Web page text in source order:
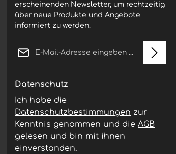
erscheinenden Newsletter, um rechtzeitig
über neue Produkte und Angebote
informiert zu werden.
Datenschutz
Ich habe die
Datenschutzbestimmungen zur
Kenntnis genommen und die AGB
gelesen und bin mit ihnen
einverstanden.